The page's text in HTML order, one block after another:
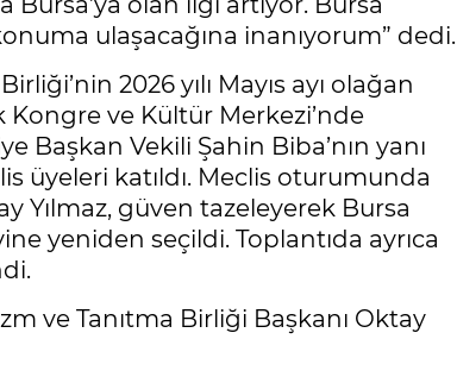
ulaşacağına inanıyorum” dedi.
2026 yılı Mayıs ayı olağan
ve Kültür Merkezi’nde
Başkan Vekili Şahin Biba’nın yanı
üyeleri katıldı. Meclis oturumunda
Yılmaz, güven tazeleyerek Bursa
yeniden seçildi. Toplantıda ayrıca
ve Tanıtma Birliği Başkanı Oktay